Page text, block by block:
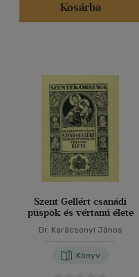
Kosárba
Szent Gellért csanádi
püspök és vértanú élete
Dr. Karácsonyi János
Könyv